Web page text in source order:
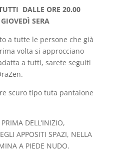
DALLE ORE 20.00
SERA
a tutte le persone che già
volta si approcciano
a tutti, sarete seguiti
scuro tipo tuta pantalone
DELL’INIZIO,
APPOSITI SPAZI, NELLA
A PIEDE NUDO.